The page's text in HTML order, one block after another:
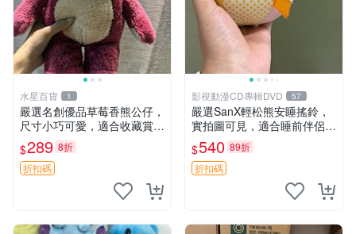
水星百貨 1
嚴選名創優品草莓香熊公仔，
尺寸小巧可愛，適合收藏賞玩
30cm 玩具 公仔 草莓熊
$289 8折
折扣碼
影視動漫CD專輯DVD 57
嚴選SanX輕松熊安睡搖鈴，
實拍圖可見，適合睡前伴侶，
Picks安撫好物 0325 懸吊 電
腦
$540 89折
折扣碼